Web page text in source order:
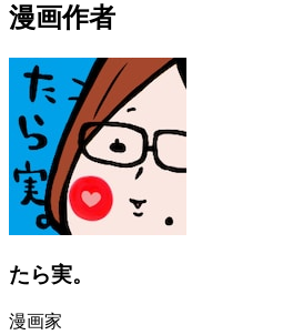
漫画作者
たら実。
漫画家